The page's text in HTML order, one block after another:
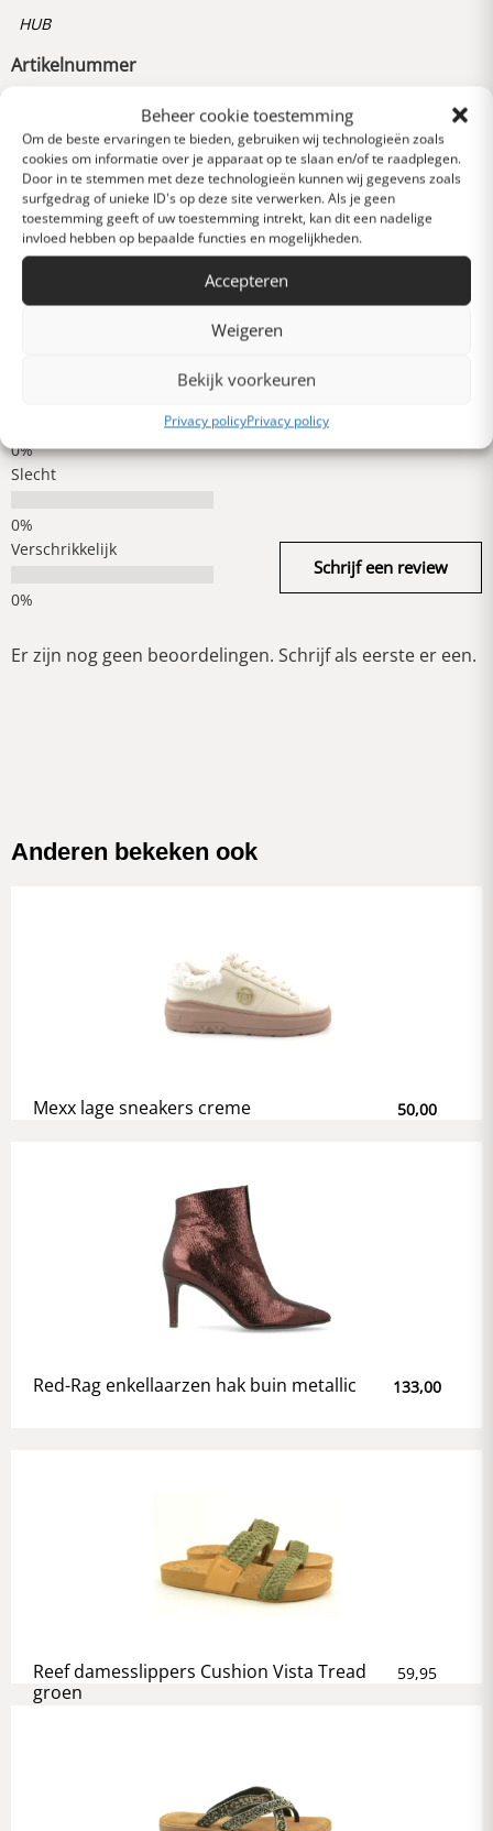
Beheer cookie toestemming
Om de beste ervaringen te bieden, gebruiken wij technologieën zoals
cookies om informatie over je apparaat op te slaan en/of te raadplegen.
Door in te stemmen met deze technologieën kunnen wij gegevens zoals
surfgedrag of unieke ID's op deze site verwerken. Als je geen
toestemming geeft of uw toestemming intrekt, kan dit een nadelige
invloed hebben op bepaalde functies en mogelijkheden.
Accepteren
Weigeren
Bekijk voorkeuren
Privacy policyPrivacy policy
HUB
Artikelnummer
Reviews
0 van 5 sterren (op
basis van 0 reviews)
Uitstekend
Slecht
Verschrikkelijk
Schrijf een review
Er zijn nog geen beoordelingen. Schrijf als eerste er een.
Anderen bekeken ook
Mexx lage sneakers creme 50,00
Red-Rag enkellaarzen hak buin metallic 133,00
Reef damesslippers Cushion Vista Tread
groen
59,95